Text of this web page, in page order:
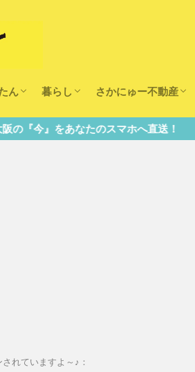
ん
たんイベント・おでかけ
事・キャンペーン
園・こども園・保育園
暮らし
医療
美容・健康
大人の習い事
キッズ
子供の教育
子供の習い事
おしごと
さかにゅー不動産
住宅
リフォーム
スマホへ直送！
れていますよ～♪：